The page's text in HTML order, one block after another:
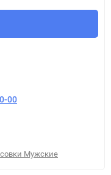
00
Мужские